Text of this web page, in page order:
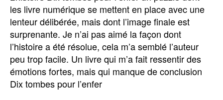
les livre numérique se mettent en place avec une
lenteur délibérée, mais dont l’image finale est
surprenante. Je n’ai pas aimé la façon dont
l’histoire a été résolue, cela m’a semblé l’auteur
peu trop facile. Un livre qui m’a fait ressentir des
émotions fortes, mais qui manque de conclusion
Dix tombes pour l’enfer